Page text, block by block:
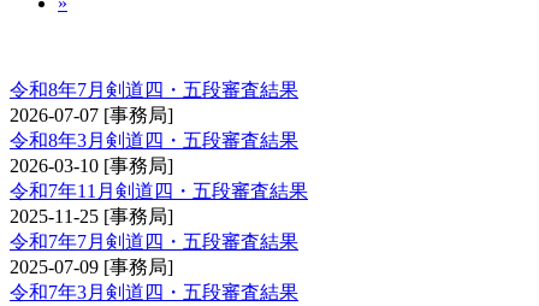
令和8年7月剣道四・五段審査結果
2026-07-07 [事務局]
令和8年3月剣道四・五段審査結果
2026-03-10 [事務局]
令和7年11月剣道四・五段審査結果
2025-11-25 [事務局]
令和7年7月剣道四・五段審査結果
2025-07-09 [事務局]
令和7年3月剣道四・五段審査結果